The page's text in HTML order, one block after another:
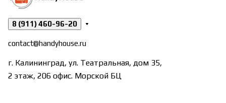
8 (911) 460-96-20
contact@handyhouse.ru
г. Калининград, ул. Театральная, дом 35,
2 этаж, 206 офис. Морской БЦ